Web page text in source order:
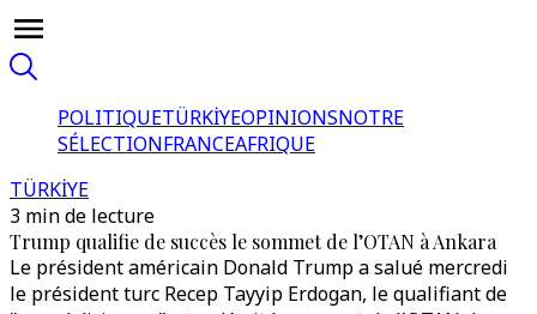
POLITIQUETÜRKİYEOPINIONSNOTRE
SÉLECTIONFRANCEAFRIQUE
TÜRKİYE
3 min de lecture
Trump qualifie de succès le sommet de l’OTAN à Ankara
Le président américain Donald Trump a salué mercredi
le président turc Recep Tayyip Erdogan, le qualifiant de